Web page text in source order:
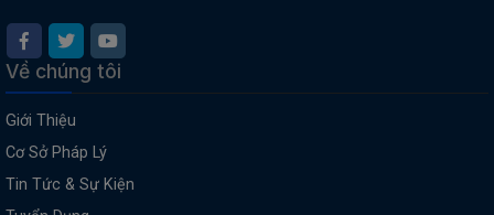
Về chúng tôi
Giới Thiệu
Cơ Sở Pháp Lý
Tin Tức & Sự Kiện